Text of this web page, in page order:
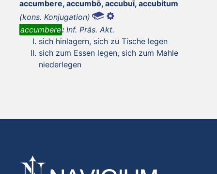
accumbere, accumbō, accubuī, accubitum
(kons. Konjugation)
accumbere: Inf. Präs. Akt.
sich hinlagern, sich zu Tische legen
sich zum Essen legen, sich zum Mahle
niederlegen